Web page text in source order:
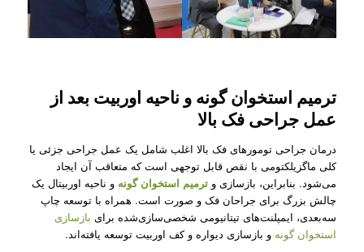
ترمیم استخوان گونه و ناحیه اوربیت بعد از
عمل جراحی فک بالا
درمان جراحی تومورهای فک بالا اغلب شامل یک عمل جراحی جزئی یا
کلی ماگزیلکتومی با نقص قابل توجهی است که متعاقب آن ایجاد
می‌شود. بنابراین، بازسازی و ترمیم استخوان گونه و ناحیه اوربیتال یک
چالش بزرگ برای جراحان فک و صورت است. همراه با توسعه چاپ
سه‌بعدی، ایمپلنت‌های تیتانیومی شخصی‌سازی‌شده برای بازسازی
استخوان گونه و بازسازی دیواره و کف اوربیت توسعه یافته‌اند.